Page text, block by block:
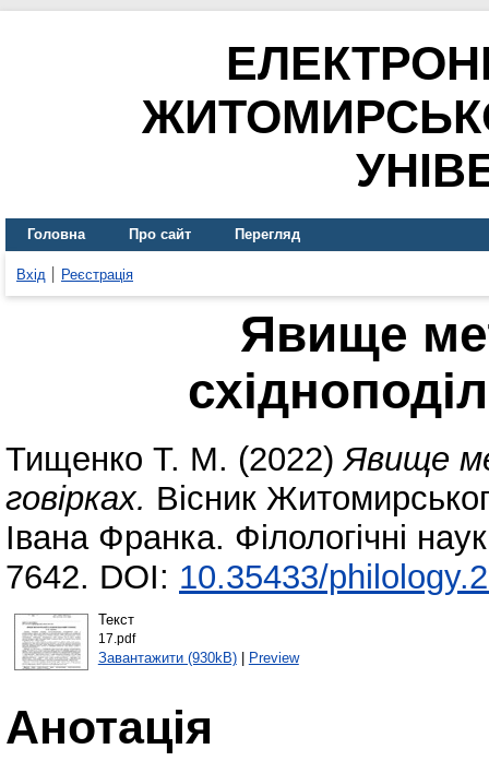
Головна Про сайт Перегляд
Вхід Реєстрація
Явище
Тищенко Т. М. (2022)Явище
говірках. Вісник
Івана Франка. Філологічні
7642. DOI: 10.35433/
Текст
17.pdf
Завантажити (930kB)| Preview
Анотація